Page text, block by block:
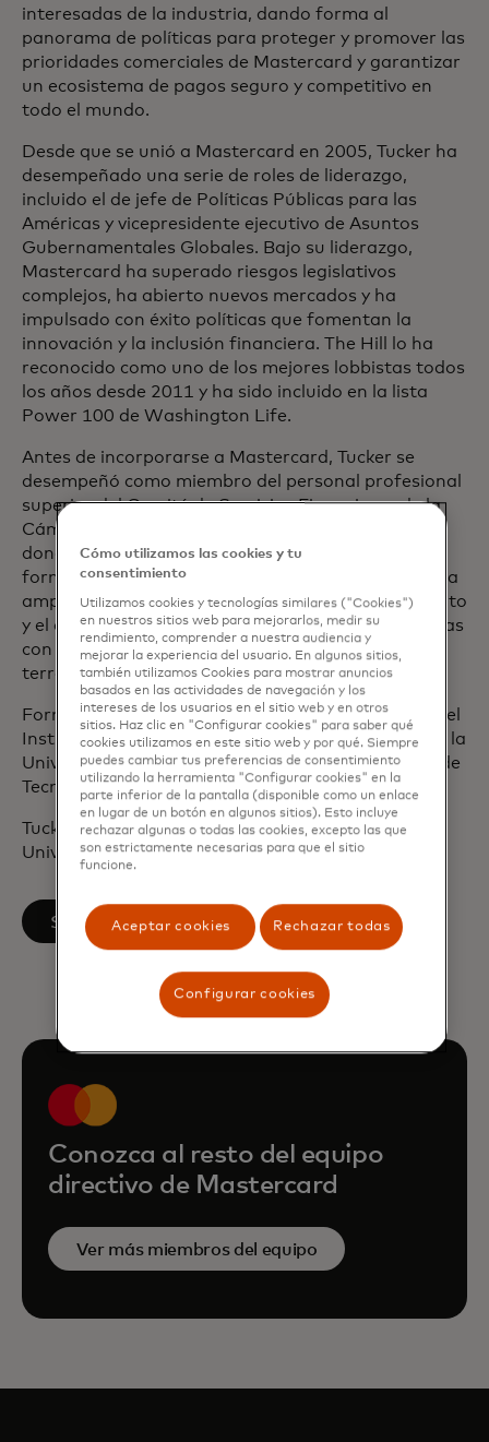
interesadas de la industria, dando forma al
panorama de políticas para proteger y promover las
prioridades comerciales de Mastercard y garantizar
un ecosistema de pagos seguro y competitivo en
todo el mundo.
Desde que se unió a Mastercard en 2005, Tucker ha
desempeñado una serie de roles de liderazgo,
incluido el de jefe de Políticas Públicas para las
Américas y vicepresidente ejecutivo de Asuntos
Gubernamentales Globales. Bajo su liderazgo,
Mastercard ha superado riesgos legislativos
complejos, ha abierto nuevos mercados y ha
impulsado con éxito políticas que fomentan la
innovación y la inclusión financiera. The Hill lo ha
reconocido como uno de los mejores lobbistas todos
los años desde 2011 y ha sido incluido en la lista
Power 100 de Washington Life.
Antes de incorporarse a Mastercard, Tucker se
desempeñó como miembro del personal profesional
superior del Comité de Servicios Financieros de la
Cámara de Representantes de Estados Unidos,
donde desempeñó un papel decisivo en la
formulación de políticas regulatorias financieras, la
ampliación del acceso de los consumidores al crédito
y el abordaje de las amenazas globales relacionadas
con el lavado de dinero y el financiamiento del
terrorismo.
Forma parte de varios consejos asesores, incluido el
Instituto Cohen de Liderazgo y Servicio Público de la
Universidad de Maine y el Consejo de la Industria de
Tecnología de la Información.
Tucker tiene una licenciatura en economía de la
Universidad de Yale.
Seguir en LinkedIn
se abre en una pestaña nueva
Conozca al resto del equipo
directivo de Mastercard
Ver más miembros del equipo
Cómo utilizamos las cookies y tu
consentimiento
Utilizamos cookies y tecnologías similares ("Cookies")
en nuestros sitios web para mejorarlos, medir su
rendimiento, comprender a nuestra audiencia y
mejorar la experiencia del usuario. En algunos sitios,
también utilizamos Cookies para mostrar anuncios
basados en las actividades de navegación y los
intereses de los usuarios en el sitio web y en otros
sitios. Haz clic en "Configurar cookies" para saber qué
cookies utilizamos en este sitio web y por qué. Siempre
puedes cambiar tus preferencias de consentimiento
utilizando la herramienta "Configurar cookies" en la
parte inferior de la pantalla (disponible como un enlace
en lugar de un botón en algunos sitios). Esto incluye
rechazar algunas o todas las cookies, excepto las que
son estrictamente necesarias para que el sitio
funcione.
Aceptar cookies Rechazar todas
Configurar cookies